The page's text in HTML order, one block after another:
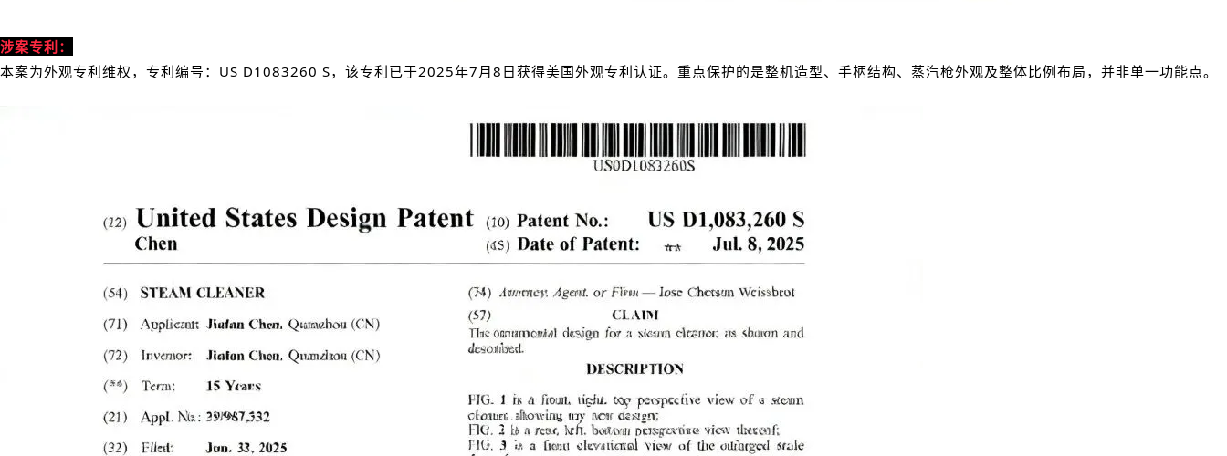
涉案专利：
本案为外观专利维权，专利编号：US D1083260 S，该专利已于2025年7月8日获得美国外观专利认证。重点保护的是整机造型、手柄结构、蒸汽枪外观及整体比例布局，并非单一功能点。